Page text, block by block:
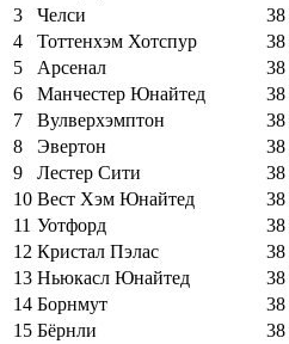
3
Челси 38
4
Тоттенхэм Хотспур 38
5
Арсенал 38
6
Манчестер Юнайтед 38
7
Вулверхэмптон 38
8
Эвертон 38
9
Лестер Сити 38
10 Вест Хэм Юнайтед 38
11 Уотфорд 38
12 Кристал Пэлас 38
13 Ньюкасл Юнайтед 38
14 Борнмут 38
15 Бёрнли 38